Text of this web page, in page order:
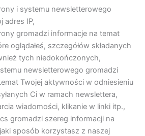
i systemu newsletterowego
adres IP,
gromadzi informacje na temat
oglądałeś, szczegółów składanych
tych niedokończonych,
newsletterowego gromadzi
Twojej aktywności w odniesieniu
Ci w ramach newslettera,
wiadomości, klikanie w linki itp.,
gromadzi szereg informacji na
sposób korzystasz z naszej